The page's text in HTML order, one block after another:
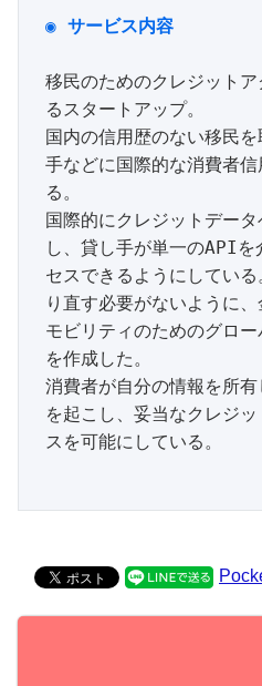
移民のためのクレジット
るスタートアップ。
国内の信用歴のない移民
手などに国際的な消費者
る。
国際的にクレジットデー
し、貸し手が単一のAPIを
セスできるようにしてい
り直す必要がないように
モビリティのためのグロ
を作成した。
消費者が自分の情報を所
を起こし、妥当なクレジ
スを可能にしている。